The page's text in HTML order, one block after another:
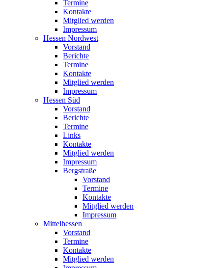
Termine
Kontakte
Mitglied werden
Impressum
Hessen Nordwest
Vorstand
Berichte
Termine
Kontakte
Mitglied werden
Impressum
Hessen Süd
Vorstand
Berichte
Termine
Links
Kontakte
Mitglied werden
Impressum
Bergstraße
Vorstand
Termine
Kontakte
Mitglied werden
Impressum
Mittelhessen
Vorstand
Termine
Kontakte
Mitglied werden